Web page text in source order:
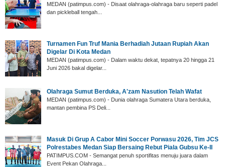
MEDAN (patimpus.com) - Disaat olahraga-olahraga baru seperti padel
dan pickleball tengah...
‎Turnamen Fun Truf Mania Berhadiah Jutaan Rupiah Akan
Digelar Di Kota Medan
‎MEDAN (patimpus.com) - Dalam waktu dekat, tepatnya 20 hingga 21
Juni 2026 bakal digelar...
Olahraga Sumut Berduka, A'zam Nasution Telah Wafat
‎MEDAN (patimpus.com) - Dunia olahraga Sumatera Utara berduka,
mantan pembina PS Deli...
‎Masuk Di Grup A Cabor Mini Soccer Porwasu 2026, Tim JCS
Polrestabes Medan Siap Bersaing Rebut Piala Gubsu Ke-II
‎PATIMPUS.COM - Semangat penuh sportifitas menuju juara dalam
Event Pekan Olahraga...